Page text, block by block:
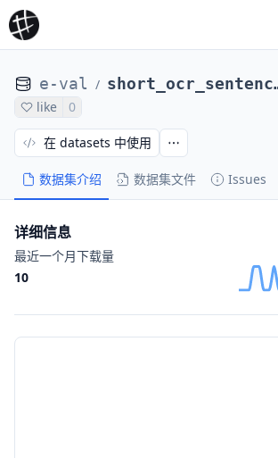
e-val /
like 0
数据集介绍 数据集文件 Issues
在 datasets 中使用
详细信息
最近一个月下载量
10